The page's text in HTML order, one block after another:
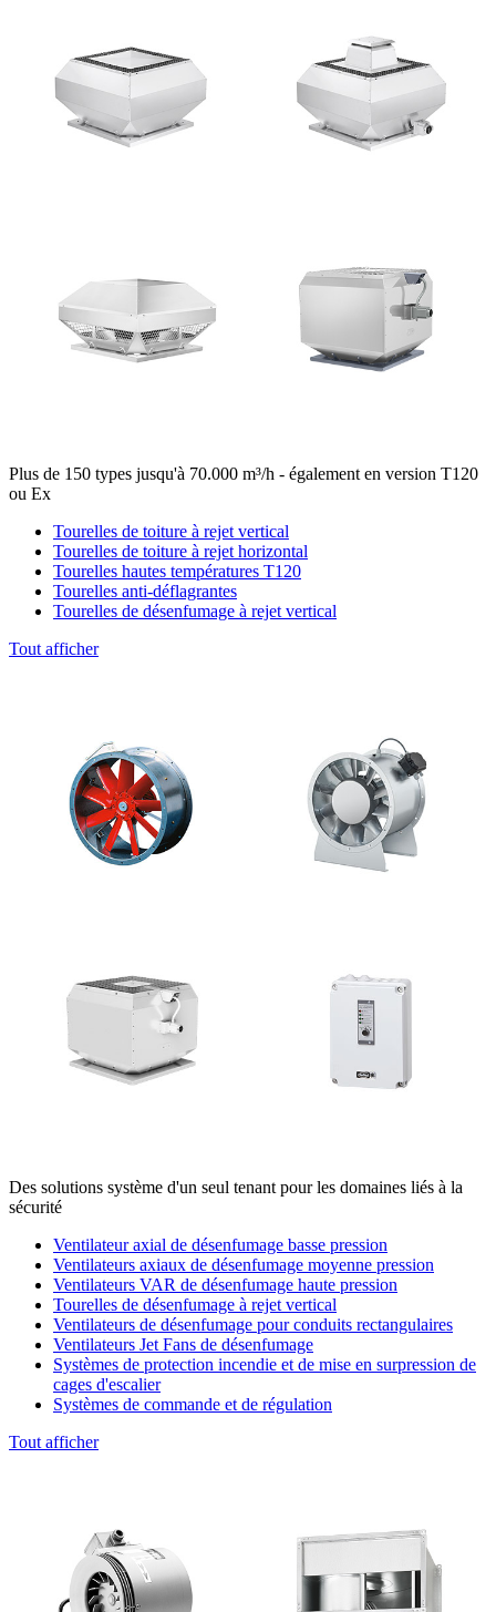
Plus de 150 types jusqu'à 70.000 m³/h - également en version T120
ou Ex
Tourelles de toiture à rejet vertical
Tourelles de toiture à rejet horizontal
Tourelles hautes températures T120
Tourelles anti-déflagrantes
Tourelles de désenfumage à rejet vertical
Tout afficher
Des solutions système d'un seul tenant pour les domaines liés à la
sécurité
Ventilateur axial de désenfumage basse pression
Ventilateurs axiaux de désenfumage moyenne pression
Ventilateurs VAR de désenfumage haute pression
Tourelles de désenfumage à rejet vertical
Ventilateurs de désenfumage pour conduits rectangulaires
Ventilateurs Jet Fans de désenfumage
Systèmes de protection incendie et de mise en surpression de
cages d'escalier
Systèmes de commande et de régulation
Tout afficher